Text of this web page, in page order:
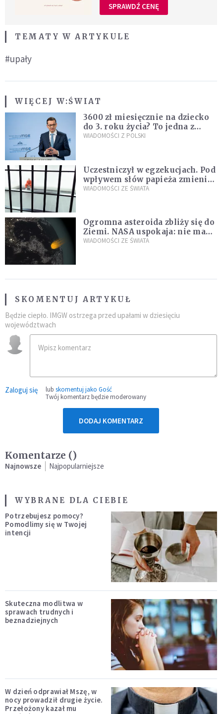
SPRAWDŹ CENĘ
TEMATY W ARTYKULE
#upały
WIĘCEJ W:ŚWIAT
3600 zł miesięcznie na dziecko
do 3. roku życia? To jedna z
propozycji programu "Rozwój
WIADOMOŚCI Z POLSKI
Uczestniczył w egzekucjach. Pod
wpływem słów papieża zmienił
zdanie
WIADOMOŚCI ZE ŚWIATA
Ogromna asteroida zbliży się do
Ziemi. NASA uspokaja: nie ma
zagrożenia
WIADOMOŚCI ZE ŚWIATA
SKOMENTUJ ARTYKUŁ
Będzie ciepło. IMGW ostrzega przed upałami w dziesięciu
województwach
Zaloguj się lub skomentuj jako Gość
Twój komentarz będzie moderowany
DODAJ KOMENTARZ
Komentarze ()
Najnowsze Najpopularniejsze
WYBRANE DLA CIEBIE
Potrzebujesz pomocy?
Pomodlimy się w Twojej
intencji
Skuteczna modlitwa w
sprawach trudnych i
beznadziejnych
W dzień odprawiał Mszę, w
nocy prowadził drugie życie.
Przełożony kazał mu